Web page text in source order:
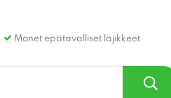
Monet epätavalliset lajikkeet